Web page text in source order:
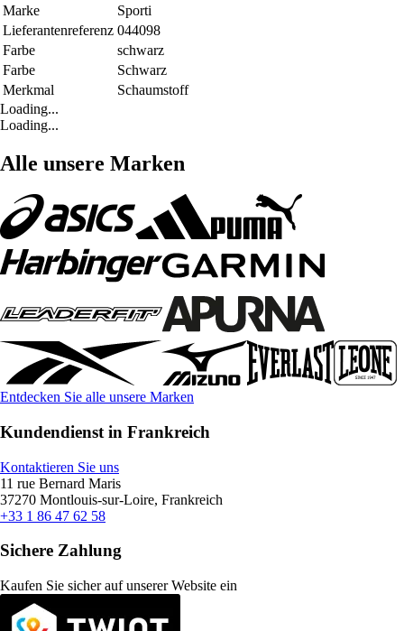
Marke
Sporti
Lieferantenreferenz 044098
Farbe
schwarz
Farbe
Schwarz
Merkmal
Schaumstoff
Loading...
Loading...
Alle unsere Marken
Entdecken Sie alle unsere Marken
Kundendienst in Frankreich
Kontaktieren Sie uns
11 rue Bernard Maris
37270 Montlouis-sur-Loire, Frankreich
+33 1 86 47 62 58
Sichere Zahlung
Kaufen Sie sicher auf unserer Website ein